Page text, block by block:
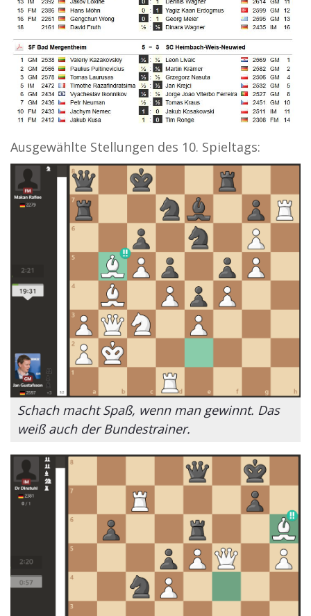
Ausgewählte Stellungen des 10. Spieltags:
Schach macht Spaß, wenn man gewinnt. Das
weiß auch der Bundestrainer.